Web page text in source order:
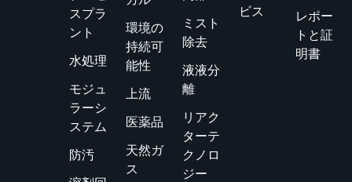
休のサポー
トと革新的
なツールを
Koch-
Glitschは、
信頼性の高
い長期的な
ソリューシ
結果を保証
します。今
すぐ登録し
て、この業
務に不可欠
なツールを
ダウンロー
ドしてくだ
スプラ
ント
水処理
モジュ
ラーシ
ステム
防汚
環境の
持続可
能性
上流
医薬品
天然ガ
ス
ミスト
除去
液液分
離
リアク
ターテ
クノロ
ジー
ビス
レポー
トと証
明書